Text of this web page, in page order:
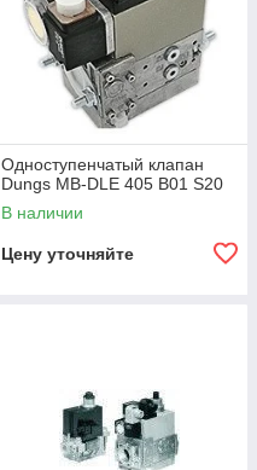
Одноступенчатый клапан
Dungs MB-DLE 405 B01 S20
В наличии
Цену уточняйте